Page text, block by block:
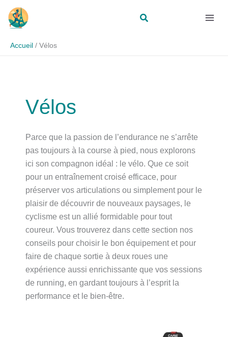
Accueil
Vélos
Vélos
Parce que la passion de l’endurance ne s’arrête
pas toujours à la course à pied, nous explorons
ici son compagnon idéal : le vélo. Que ce soit
pour un entraînement croisé efficace, pour
préserver vos articulations ou simplement pour le
plaisir de découvrir de nouveaux paysages, le
cyclisme est un allié formidable pour tout
coureur. Vous trouverez dans cette section nos
conseils pour choisir le bon équipement et pour
faire de chaque sortie à deux roues une
expérience aussi enrichissante que vos sessions
de running, en gardant toujours à l’esprit la
performance et le bien-être.
Rechercher